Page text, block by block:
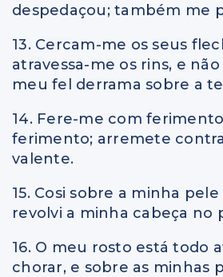
despedaçou; também me
13. Cercam-me os seus
atravessa-me os rins, e não
meu fel derrama sobre a
14. Fere-me com
ferimento; arremete
valente.
15. Cosi sobre a minha
revolvi a minha cabeça no
16. O meu rosto está todo
chorar, e sobre as minhas